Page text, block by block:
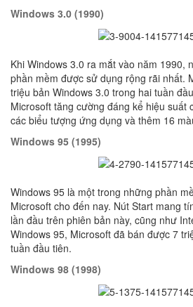
Windows 3.0 (1990)
Khi Windows 3.0 ra mắt vào năm 1990,
phần mềm được sử dụng rộng rãi nhất.
triệu bản Windows 3.0 trong hai tuần
Microsoft tăng cường đáng kể hiệu suất
các biểu tượng ứng dụng và thêm 16
Windows 95 (1995)
Windows 95 là một trong những phần
Microsoft cho đến nay. Nút Start mang
lần đầu trên phiên bản này, cũng như
Windows 95, Microsoft đã bán được 7
tuần đầu tiên.
Windows 98 (1998)